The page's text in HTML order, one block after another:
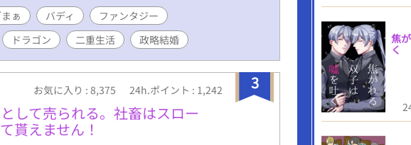
め 年下攻め 大型犬攻め 受 頭脳派 年上受
け 地味受け↔︎美人受け（スイッチ） ストーリ
ファンタジー 癒し すれ違い じれじれ
ぁ バディ
ファンタジー
ドラゴン 二重生活 政略結婚
3
お気に入り : 8,375 24h.ポイント : 1,242
して売られる。社畜はスロー
貰えません！
焦
く